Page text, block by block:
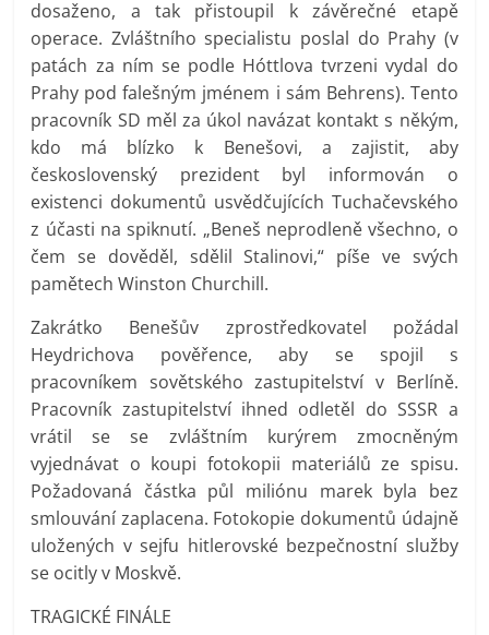
dosaženo, a tak přistoupil k závěrečné etapě
operace. Zvláštního specialistu poslal do Prahy (v
patách za ním se podle Hóttlova tvrzeni vydal do
Prahy pod falešným jménem i sám Behrens). Tento
pracovník SD měl za úkol navázat kontakt s někým,
kdo má blízko k Benešovi, a zajistit, aby
československý prezident byl informován o
existenci dokumentů usvědčujících Tuchačevského
z účasti na spiknutí. „Beneš neprodleně všechno, o
čem se dověděl, sdělil Stalinovi,“ píše ve svých
pamětech Winston Churchill.
Zakrátko Benešův zprostředkovatel požádal
Heydrichova pověřence, aby se spojil s
pracovníkem sovětského zastupitelství v Berlíně.
Pracovník zastupitelství ihned odletěl do SSSR a
vrátil se se zvláštním kurýrem zmocněným
vyjednávat o koupi fotokopii materiálů ze spisu.
Požadovaná částka půl miliónu marek byla bez
smlouvání zaplacena. Fotokopie dokumentů údajně
uložených v sejfu hitlerovské bezpečnostní služby
se ocitly v Moskvě.
TRAGICKÉ FINÁLE